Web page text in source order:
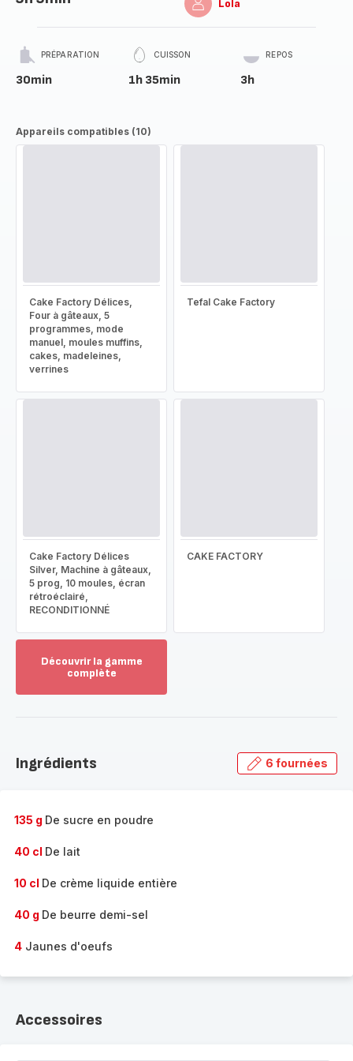
Lola
PRÉPARATION
30min
CUISSON
1h 35min
REPOS
3h
Appareils compatibles (10)
Cake Factory Délices,
Four à gâteaux, 5
programmes, mode
manuel, moules muffins,
cakes, madeleines,
verrines
Tefal Cake Factory
Cake Factory Délices
Silver, Machine à gâteaux,
5 prog, 10 moules, écran
rétroéclairé,
RECONDITIONNÉ
CAKE FACTORY
Découvrir la gamme
complète
gamme
Ingrédients 6 fournées
135 g De sucre en poudre
40 cl De lait
10 cl De crème liquide entière
40 g De beurre demi-sel
4 Jaunes d'oeufs
Accessoires